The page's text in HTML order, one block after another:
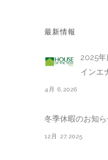
最新情報
2025年
インエ
4月 6,2026
冬季休暇のお知ら
12月 27,2025